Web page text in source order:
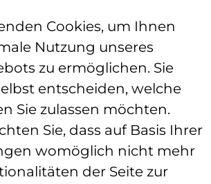
Personendetails
Cookies, um Ihnen
Nutzung unseres
zu ermöglichen. Sie
entscheiden, welche
Sie zulassen möchten.
Sie, dass auf Basis Ihrer
womöglich nicht mehr
der Seite zur